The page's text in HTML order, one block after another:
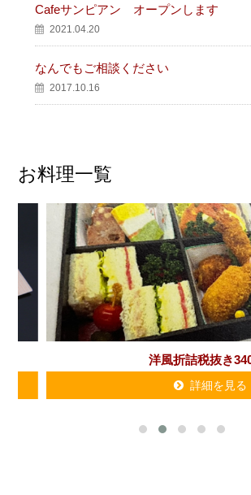
Cafeサンピアン オープンします
2021.04.20
なんでもご相談ください
2017.10.16
お料理一覧
洋風折詰税抜き340･･･
詳細を見る